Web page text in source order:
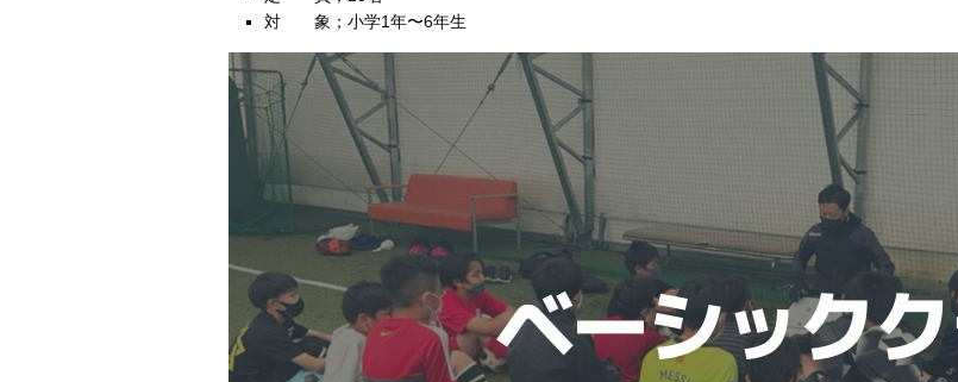
対 象；小学1年〜6年生